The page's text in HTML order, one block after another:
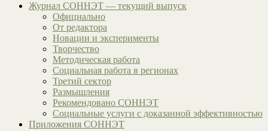
Журнал СОННЭТ — текущий выпуск
Официально
От редактора
Новации и эксперименты
Творчество
Методическая работа
Социальная работа в регионах
Третий сектор
Размышления
Рекомендовано СОННЭТ
Социальные услуги с доказанной эффективностью
Приложения СОННЭТ